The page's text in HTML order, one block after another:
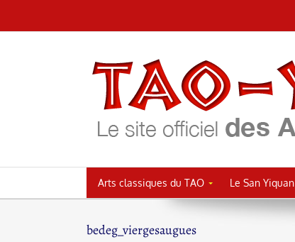
au
Arts classiques du TAO Le San Yiquan
bedeg_viergesaugues